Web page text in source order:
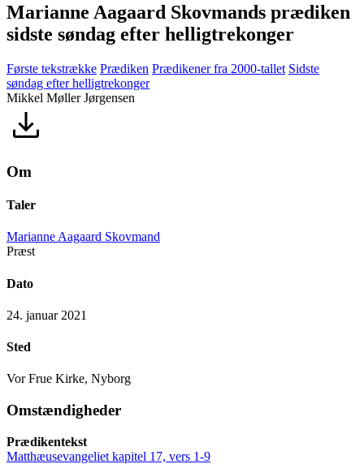
Marianne Aagaard Skovmands prædiken
sidste søndag efter helligtrekonger
Første tekstrække Prædiken Prædikener fra 2000-tallet Sidste
søndag efter helligtrekonger
Mikkel Møller Jørgensen
Om
Taler
Marianne Aagaard Skovmand
Præst
Dato
24. januar 2021
Sted
Vor Frue Kirke, Nyborg
Omstændigheder
Prædikentekst
Matthæusevangeliet kapitel 17, vers 1-9